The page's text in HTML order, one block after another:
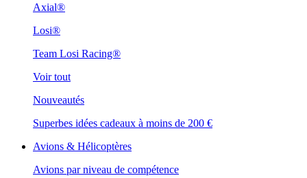
Axial®
Losi®
Team Losi Racing®
Voir tout
Nouveautés
Superbes idées cadeaux à moins de 200 €
Avions & Hélicoptères
Avions par niveau de compétence